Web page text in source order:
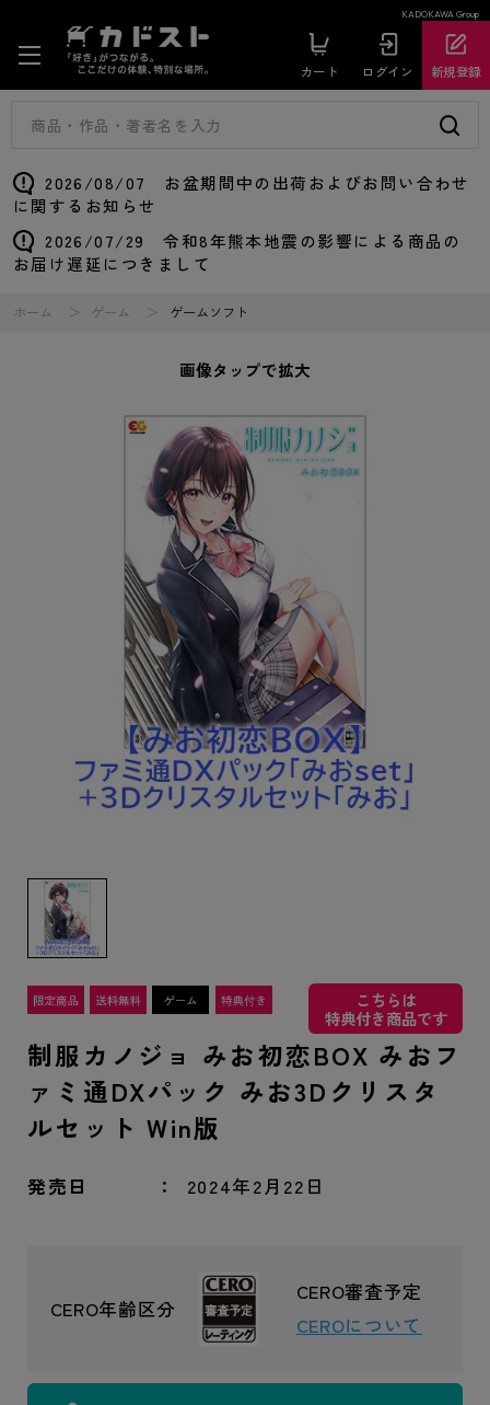
KADOKAWA Group
カート ログイン 新規登録
2026/08/07 お盆期間中の出荷およびお問い合わせ
に関するお知らせ
2026/07/29 令和8年熊本地震の影響による商品の
お届け遅延につきまして
ホーム ゲーム ゲームソフト
画像タップで拡大
こちらは
特典付き商品です
制服カノジョ みお初恋BOX みおフ
ァミ通DXパック みお3Dクリスタ
ルセット Win版
発売日 2024年2月22日
CERO年齢区分
CERO審査予定
CEROについて